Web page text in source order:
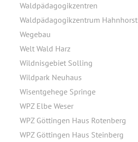
Waldpädagogikzentren
Waldpädagogikzentrum Hahnhorst
Wegebau
Welt Wald Harz
Wildnisgebiet Solling
Wildpark Neuhaus
Wisentgehege Springe
WPZ Elbe Weser
WPZ Göttingen Haus Rotenberg
WPZ Göttingen Haus Steinberg